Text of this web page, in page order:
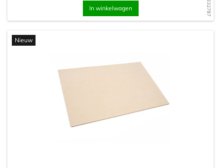
In winkelwagen
Nieuw